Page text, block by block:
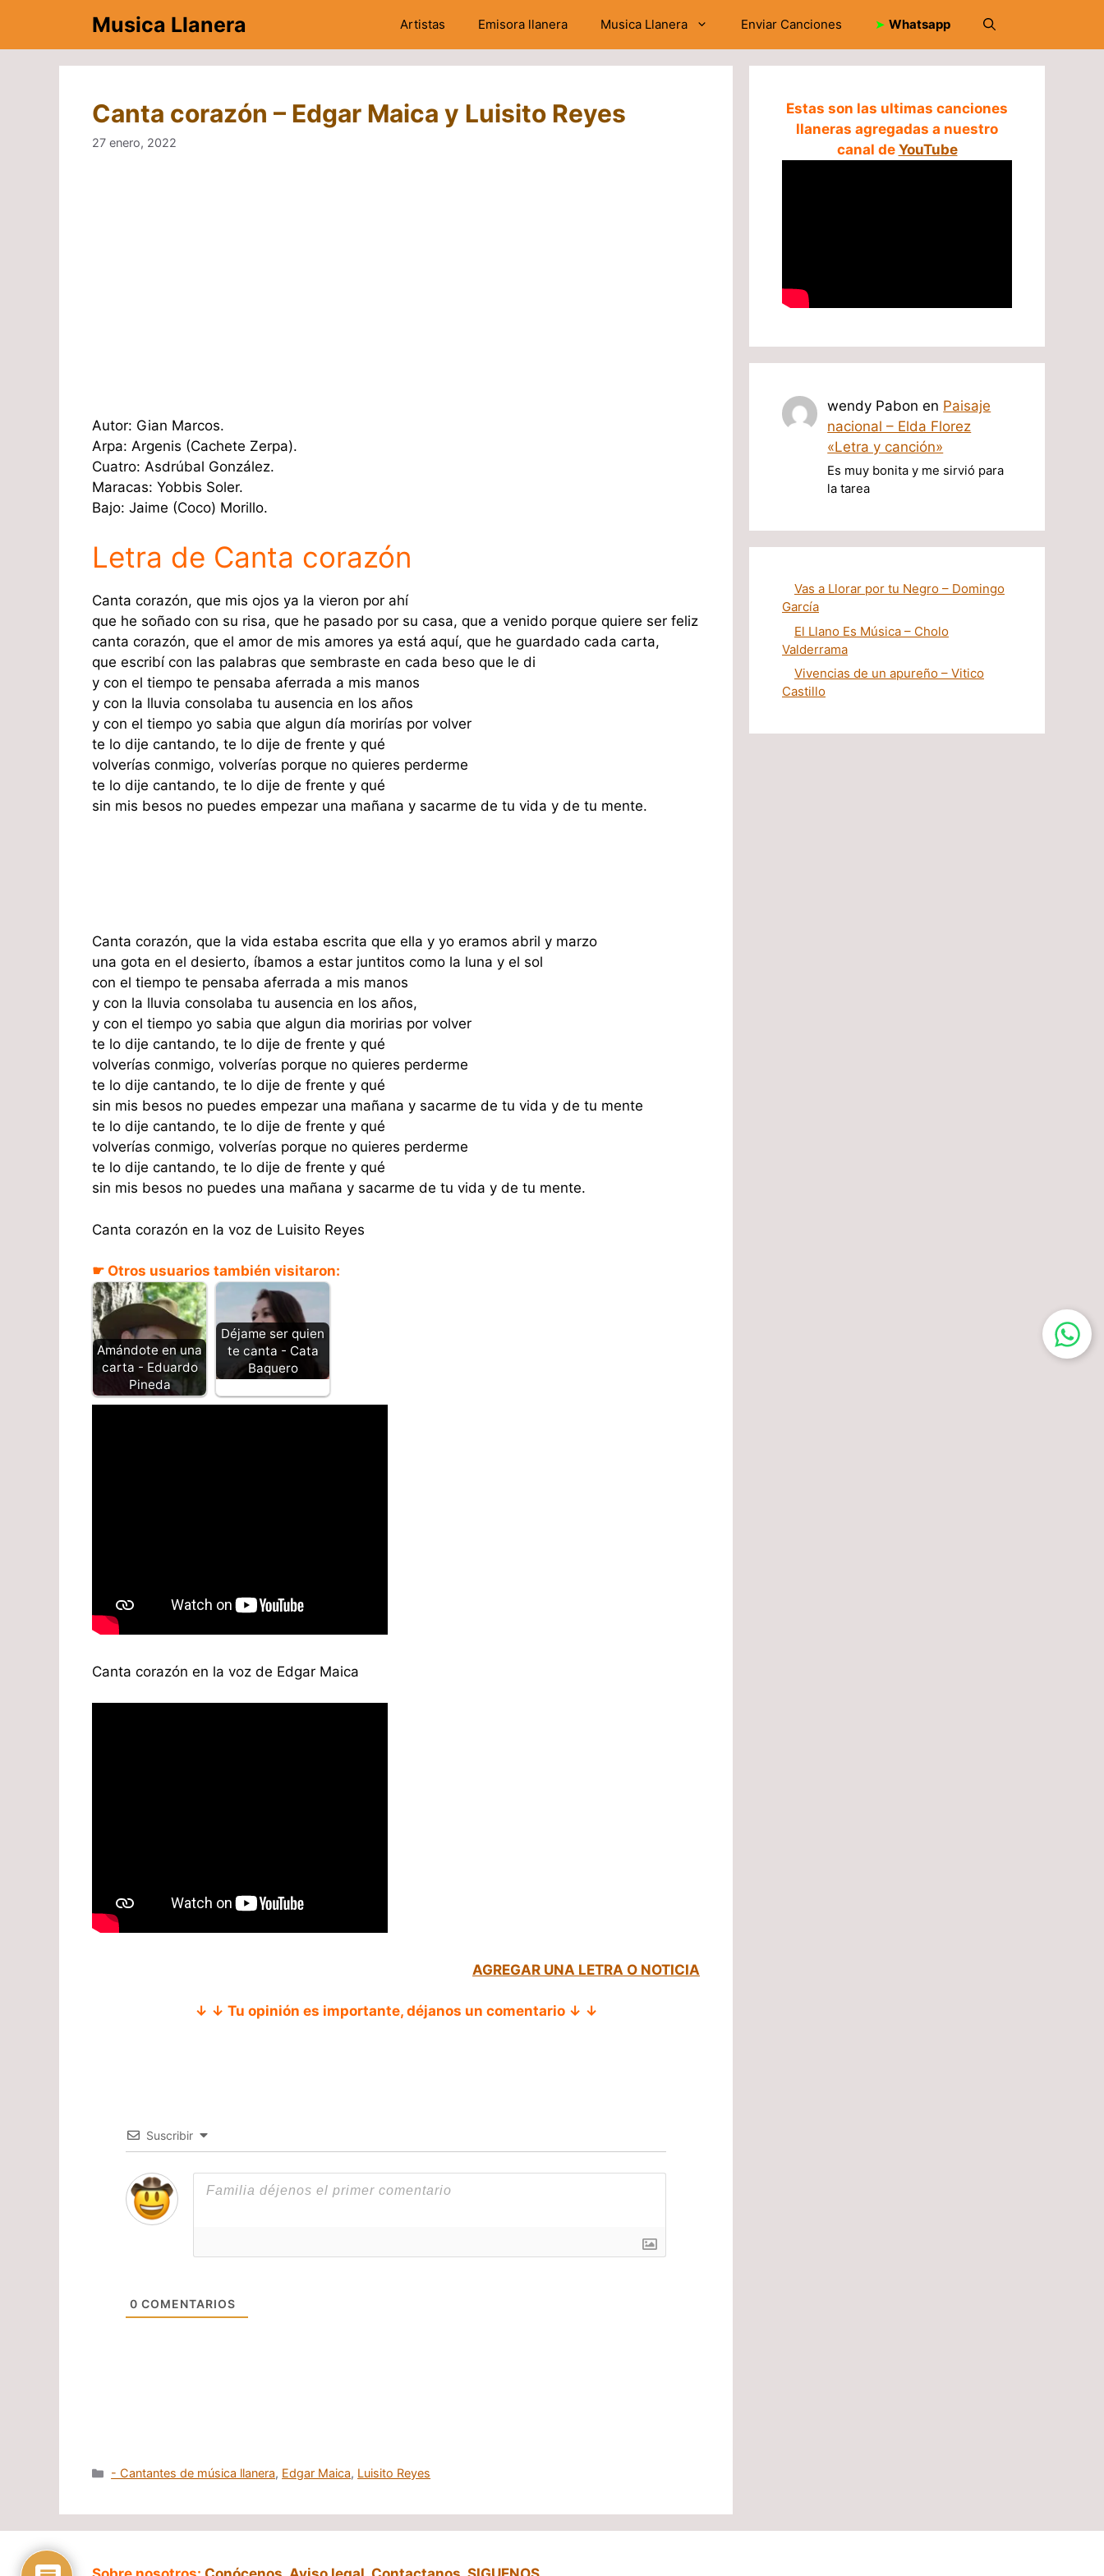
contenido
Musica Llanera Artistas Emisora llanera Musica Llanera Enviar Canciones ➤ Whatsapp
Canta corazón – Edgar Maica y Luisito Reyes
27 enero, 2022
Autor: Gian Marcos.
Arpa: Argenis (Cachete Zerpa).
Cuatro: Asdrúbal González.
Maracas: Yobbis Soler.
Bajo: Jaime (Coco) Morillo.
Letra de Canta corazón
Canta corazón, que mis ojos ya la vieron por ahí
que he soñado con su risa, que he pasado por su casa, que a venido porque quiere ser feliz
canta corazón, que el amor de mis amores ya está aquí, que he guardado cada carta,
que escribí con las palabras que sembraste en cada beso que le di
y con el tiempo te pensaba aferrada a mis manos
y con la lluvia consolaba tu ausencia en los años
y con el tiempo yo sabia que algun día morirías por volver
te lo dije cantando, te lo dije de frente y qué
volverías conmigo, volverías porque no quieres perderme
te lo dije cantando, te lo dije de frente y qué
sin mis besos no puedes empezar una mañana y sacarme de tu vida y de tu mente.
Canta corazón, que la vida estaba escrita que ella y yo eramos abril y marzo
una gota en el desierto, íbamos a estar juntitos como la luna y el sol
con el tiempo te pensaba aferrada a mis manos
y con la lluvia consolaba tu ausencia en los años,
y con el tiempo yo sabia que algun dia moririas por volver
te lo dije cantando, te lo dije de frente y qué
volverías conmigo, volverías porque no quieres perderme
te lo dije cantando, te lo dije de frente y qué
sin mis besos no puedes empezar una mañana y sacarme de tu vida y de tu mente
te lo dije cantando, te lo dije de frente y qué
volverías conmigo, volverías porque no quieres perderme
te lo dije cantando, te lo dije de frente y qué
sin mis besos no puedes una mañana y sacarme de tu vida y de tu mente.
Canta corazón en la voz de Luisito Reyes
☛ Otros usuarios también visitaron:
Amándote en una
carta - Eduardo
Pineda
Déjame ser quien
te canta - Cata
Baquero
Canta corazón en la voz de Edgar Maica
AGREGAR UNA LETRA O NOTICIA
↓ ↓ Tu opinión es importante, déjanos un comentario ↓ ↓
Suscribir
0 COMENTARIOS
Categorías
- Cantantes de música llanera, Edgar Maica, Luisito Reyes
Estas son las ultimas canciones
llaneras agregadas a nuestro
canal de YouTube
wendy Pabon en Paisaje
nacional – Elda Florez
«Letra y canción»
Es muy bonita y me sirvió para
la tarea
Vas a Llorar por tu Negro – Domingo
García
El Llano Es Música – Cholo
Valderrama
Vivencias de un apureño – Vitico
Castillo